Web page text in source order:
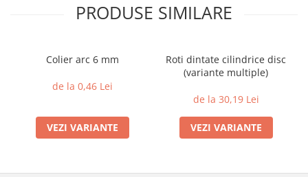
PRODUSE SIMILARE
Colier arc 6 mm
de la 0,46 Lei
VEZI VARIANTE
Roti dintate cilindrice disc
(variante multiple)
de la 30,19 Lei
VEZI VARIANTE